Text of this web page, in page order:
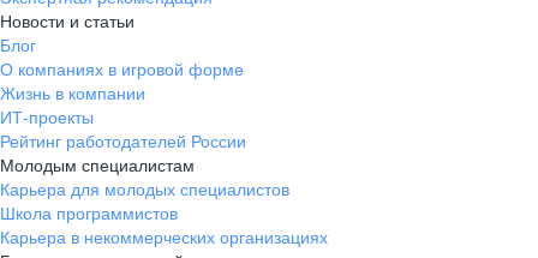
Новости и статьи
Блог
О компаниях в игровой форме
Жизнь в компании
ИТ-проекты
Рейтинг работодателей России
Молодым специалистам
Карьера для молодых специалистов
Школа программистов
Карьера в некоммерческих организациях